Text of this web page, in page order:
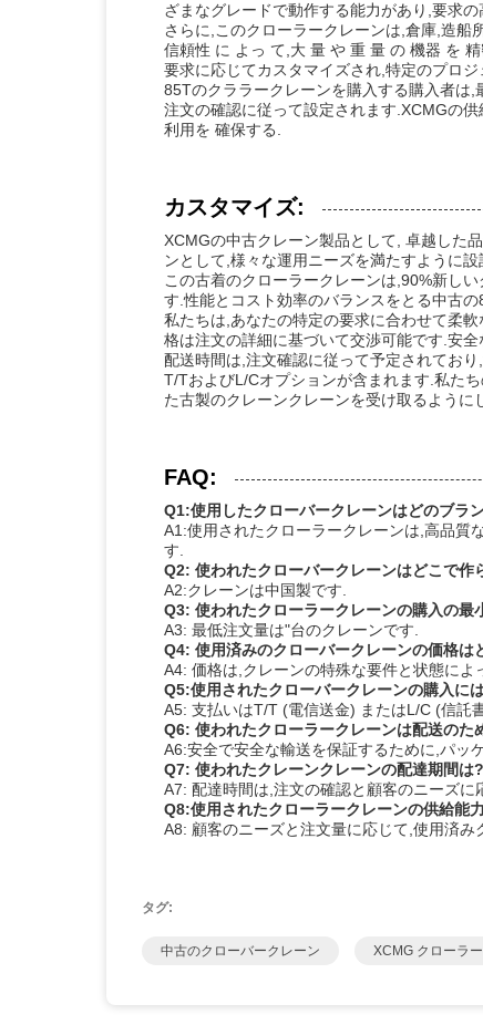
ざまなグレードで動作する能力があり,要求
さらに,このクローラークレーンは,倉庫,造船
信頼性 に よっ て,大 量 や 重 量 の 機器 を
要求に応じてカスタマイズされ,特定のプロ
85Tのクララークレーンを購入する購入者は,
注文の確認に従って設定されます.XCMGの
利用を 確保する.
カスタマイズ:
XCMGの中古クレーン製品として, 卓越した
ンとして,様々な運用ニーズを満たすように設
この古着のクローラークレーンは,90%新し
す.性能とコスト効率のバランスをとる中古
私たちは,あなたの特定の要求に合わせて柔
格は注文の詳細に基づいて交渉可能です.安
配送時間は,注文確認に従って予定されてお
T/TおよびL/Cオプションが含まれます.私た
た古製のクレーンクレーンを受け取るように
FAQ:
Q1:使用したクローバークレーンはどのブラ
A1:使用されたクローラークレーンは,高品質
す.
Q2: 使われたクローバークレーンはどこで作
A2:クレーンは中国製です.
Q3: 使われたクローラークレーンの購入の最
A3: 最低注文量は"台のクレーンです.
Q4: 使用済みのクローバークレーンの価格は
A4: 価格は,クレーンの特殊な要件と状態によ
Q5:使用されたクローバークレーンの購入に
A5: 支払いはT/T (電信送金) またはL/C (信託
Q6: 使われたクローラークレーンは配送の
A6:安全で安全な輸送を保証するために,パッ
Q7: 使われたクレーンクレーンの配達期間は?
A7: 配達時間は,注文の確認と顧客のニーズに
Q8:使用されたクローラークレーンの供給能
A8: 顧客のニーズと注文量に応じて,使用済み
タグ:
中古のクローバークレーン XCMG クローラ